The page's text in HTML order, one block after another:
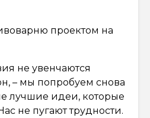
проектом на
не увенчаются
– мы попробуем снова
лучшие идеи, которые
не пугают трудности.